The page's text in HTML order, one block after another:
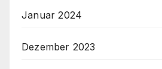
Januar 2024
Dezember 2023